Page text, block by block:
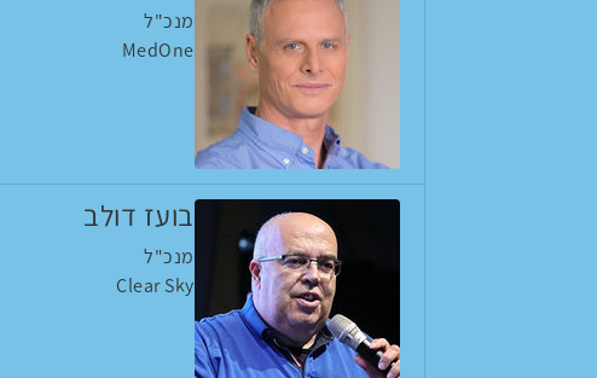
מנכ"ל
MedOne
בועז דולב
מנכ"ל
Clear Sky